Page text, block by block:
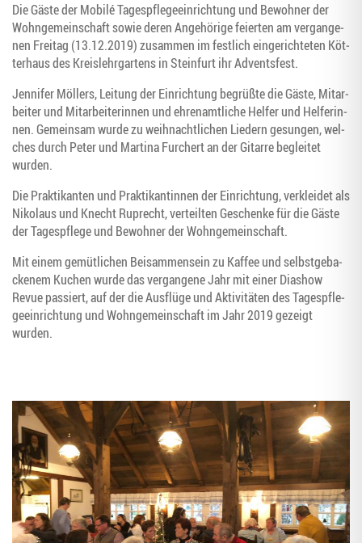
Die Gäs­te der Mobilé Tages­pfle­ge­ein­rich­tung und Bewoh­ner der
Wohn­ge­mein­schaft sowie deren Ange­hö­ri­ge fei­er­ten am ver­gan­ge­
nen Frei­tag (13.12.2019) zusam­men im fest­lich ein­ge­rich­te­ten Köt­
ter­haus des Kreis­lehr­gar­tens in Stein­furt ihr Adventsfest.
Jen­ni­fer Möl­lers, Lei­tung der Ein­rich­tung begrüß­te die Gäs­te, Mit­ar­
bei­ter und Mit­ar­bei­te­rin­nen und ehren­amt­li­che Hel­fer und Hel­fe­rin­
nen. Gemein­sam wur­de zu weih­nacht­li­chen Lie­dern gesun­gen, wel­
ches durch Peter und Mar­ti­na Furchert an der Gitar­re beglei­tet
wurden.
Die Prak­ti­kan­ten und Prak­ti­kan­tin­nen der Ein­rich­tung, ver­klei­det als
Niko­laus und Knecht Ruprecht, ver­teil­ten Geschen­ke für die Gäs­te
der Tages­pfle­ge und Bewoh­ner der Wohngemeinschaft.
Mit einem gemüt­li­chen Bei­sam­men­sein zu Kaf­fee und selbst­ge­ba­
cke­nem Kuchen wur­de das ver­gan­ge­ne Jahr mit einer Dia­show
Revue pas­siert, auf der die Aus­flü­ge und Akti­vi­tä­ten des Tages­pfle­
ge­ein­rich­tung und Wohn­ge­mein­schaft im Jahr 2019 gezeigt
wurden.